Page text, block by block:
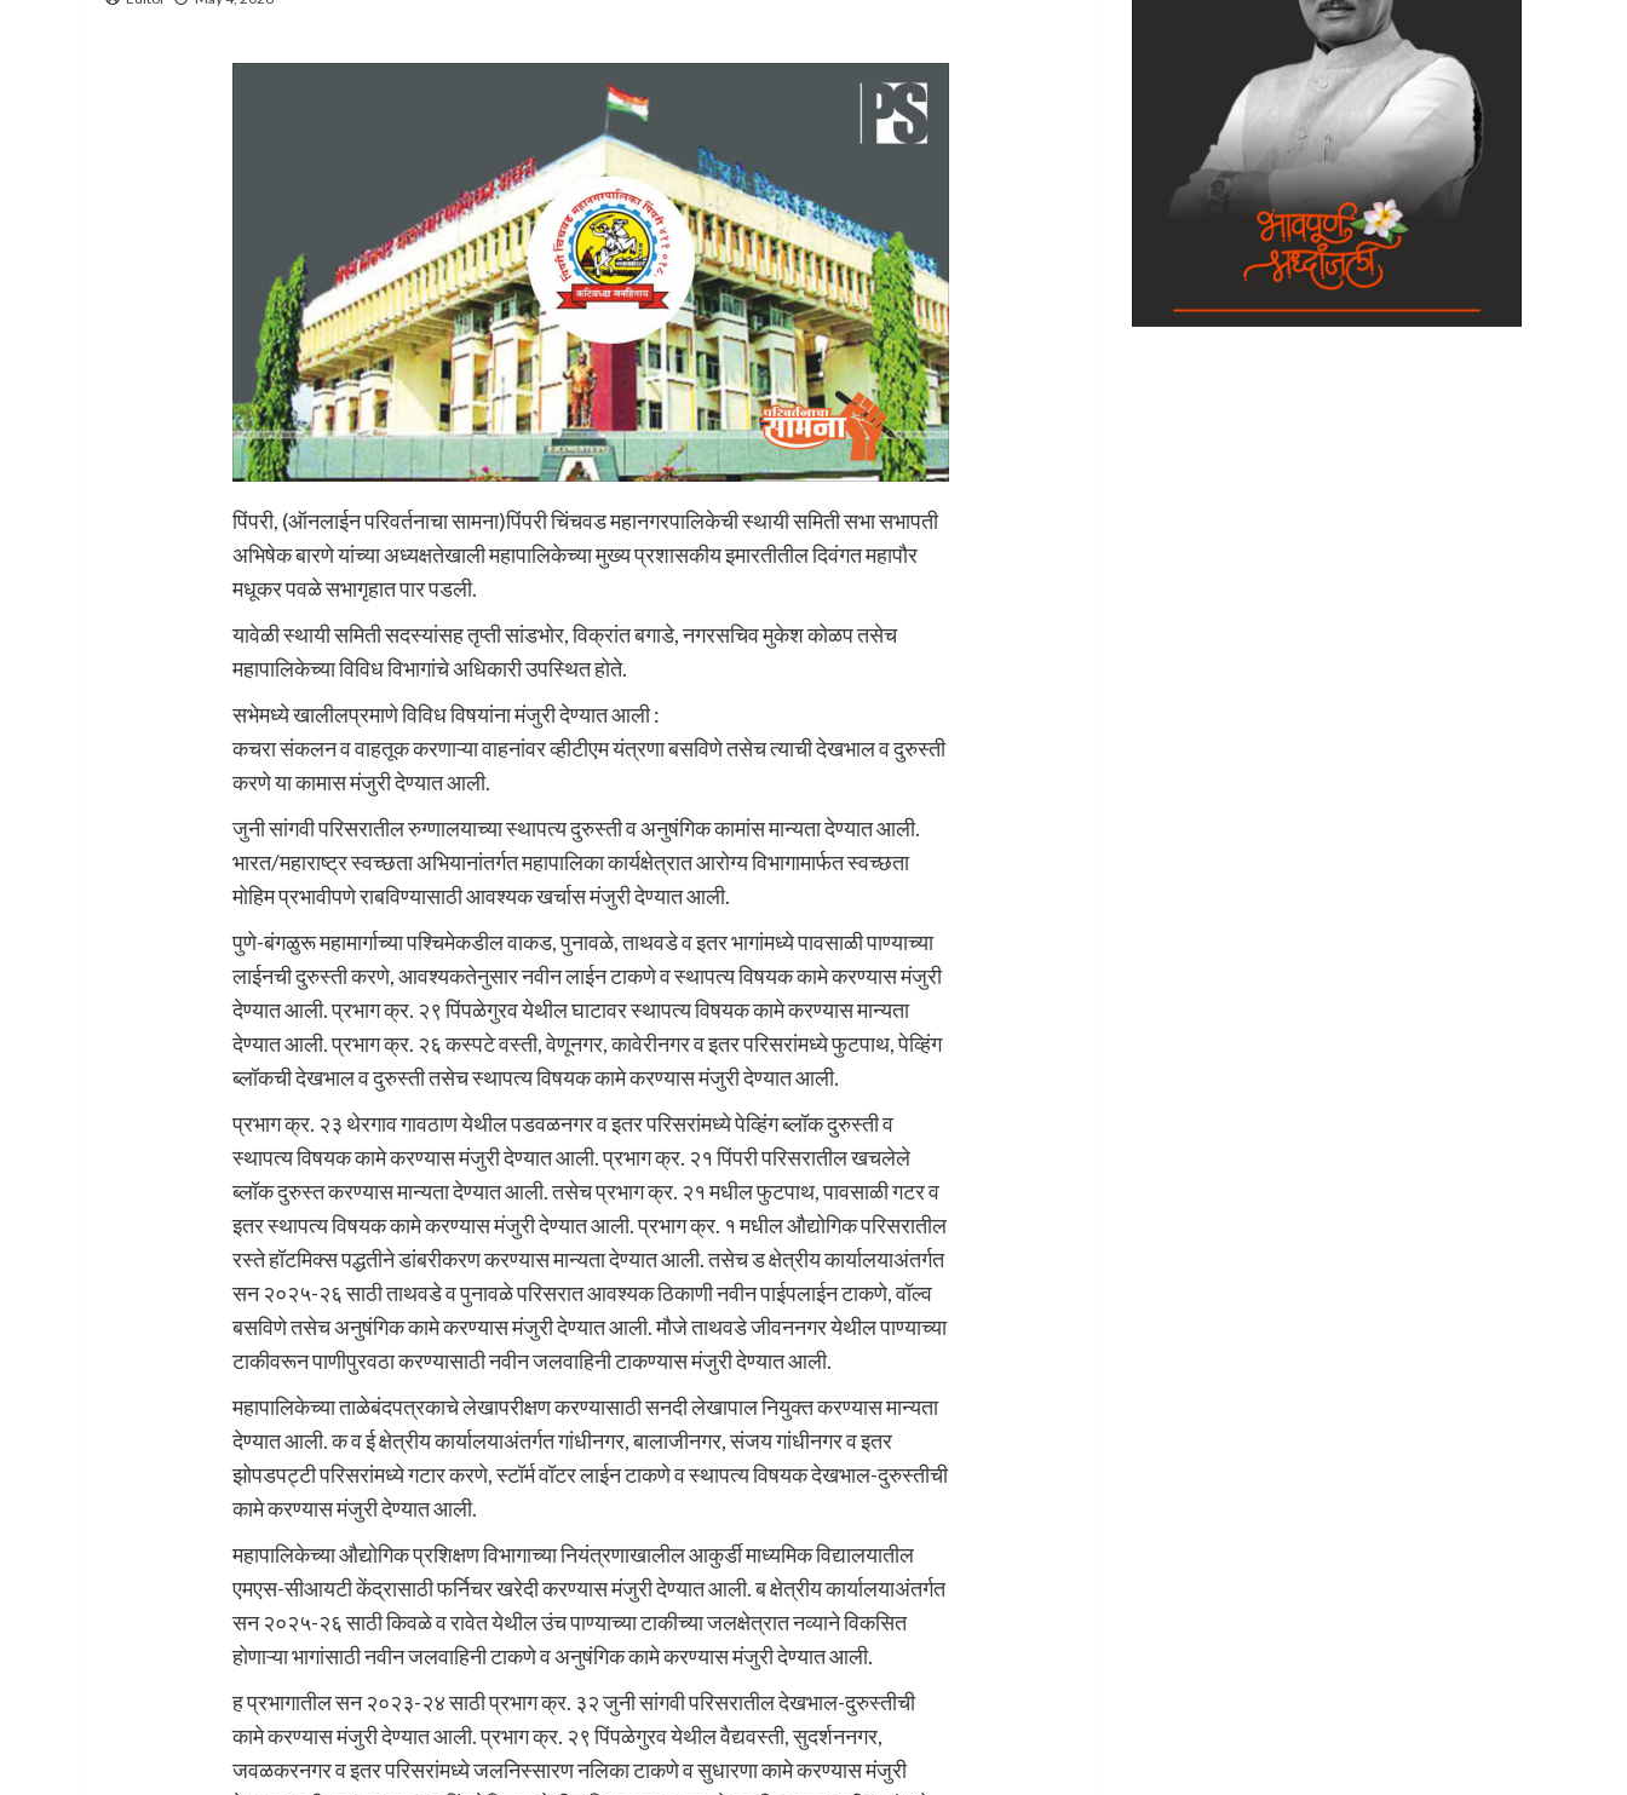
पिंपरी, (ऑनलाईन परिवर्तनाचा सामना)पिंपरी चिंचवड महानगरपालिकेची स्थायी समिती सभा सभापती
अभिषेक बारणे यांच्या अध्यक्षतेखाली महापालिकेच्या मुख्य प्रशासकीय इमारतीतील दिवंगत महापौर
मधूकर पवळे सभागृहात पार पडली.
यावेळी स्थायी समिती सदस्यांसह तृप्ती सांडभोर, विक्रांत बगाडे, नगरसचिव मुकेश कोळप तसेच
महापालिकेच्या विविध विभागांचे अधिकारी उपस्थित होते.
सभेमध्ये खालीलप्रमाणे विविध विषयांना मंजुरी देण्यात आली :
कचरा संकलन व वाहतूक करणाऱ्या वाहनांवर व्हीटीएम यंत्रणा बसविणे तसेच त्याची देखभाल व दुरुस्ती
करणे या कामास मंजुरी देण्यात आली.
जुनी सांगवी परिसरातील रुग्णालयाच्या स्थापत्य दुरुस्ती व अनुषंगिक कामांस मान्यता देण्यात आली.
भारत/महाराष्ट्र स्वच्छता अभियानांतर्गत महापालिका कार्यक्षेत्रात आरोग्य विभागामार्फत स्वच्छता
मोहिम प्रभावीपणे राबविण्यासाठी आवश्यक खर्चास मंजुरी देण्यात आली.
पुणे-बंगळुरू महामार्गाच्या पश्चिमेकडील वाकड, पुनावळे, ताथवडे व इतर भागांमध्ये पावसाळी पाण्याच्या
लाईनची दुरुस्ती करणे, आवश्यकतेनुसार नवीन लाईन टाकणे व स्थापत्य विषयक कामे करण्यास मंजुरी
देण्यात आली. प्रभाग क्र. २९ पिंपळेगुरव येथील घाटावर स्थापत्य विषयक कामे करण्यास मान्यता
देण्यात आली. प्रभाग क्र. २६ कस्पटे वस्ती, वेणूनगर, कावेरीनगर व इतर परिसरांमध्ये फुटपाथ, पेव्हिंग
ब्लॉकची देखभाल व दुरुस्ती तसेच स्थापत्य विषयक कामे करण्यास मंजुरी देण्यात आली.
प्रभाग क्र. २३ थेरगाव गावठाण येथील पडवळनगर व इतर परिसरांमध्ये पेव्हिंग ब्लॉक दुरुस्ती व
स्थापत्य विषयक कामे करण्यास मंजुरी देण्यात आली. प्रभाग क्र. २१ पिंपरी परिसरातील खचलेले
ब्लॉक दुरुस्त करण्यास मान्यता देण्यात आली. तसेच प्रभाग क्र. २१ मधील फुटपाथ, पावसाळी गटर व
इतर स्थापत्य विषयक कामे करण्यास मंजुरी देण्यात आली. प्रभाग क्र. १ मधील औद्योगिक परिसरातील
रस्ते हॉटमिक्स पद्धतीने डांबरीकरण करण्यास मान्यता देण्यात आली. तसेच ड क्षेत्रीय कार्यालयाअंतर्गत
सन २०२५-२६ साठी ताथवडे व पुनावळे परिसरात आवश्यक ठिकाणी नवीन पाईपलाईन टाकणे, वॉल्व
बसविणे तसेच अनुषंगिक कामे करण्यास मंजुरी देण्यात आली. मौजे ताथवडे जीवननगर येथील पाण्याच्या
टाकीवरून पाणीपुरवठा करण्यासाठी नवीन जलवाहिनी टाकण्यास मंजुरी देण्यात आली.
महापालिकेच्या ताळेबंदपत्रकाचे लेखापरीक्षण करण्यासाठी सनदी लेखापाल नियुक्त करण्यास मान्यता
देण्यात आली. क व ई क्षेत्रीय कार्यालयाअंतर्गत गांधीनगर, बालाजीनगर, संजय गांधीनगर व इतर
झोपडपट्टी परिसरांमध्ये गटार करणे, स्टॉर्म वॉटर लाईन टाकणे व स्थापत्य विषयक देखभाल-दुरुस्तीची
कामे करण्यास मंजुरी देण्यात आली.
महापालिकेच्या औद्योगिक प्रशिक्षण विभागाच्या नियंत्रणाखालील आकुर्डी माध्यमिक विद्यालयातील
एमएस-सीआयटी केंद्रासाठी फर्निचर खरेदी करण्यास मंजुरी देण्यात आली. ब क्षेत्रीय कार्यालयाअंतर्गत
सन २०२५-२६ साठी किवळे व रावेत येथील उंच पाण्याच्या टाकीच्या जलक्षेत्रात नव्याने विकसित
होणाऱ्या भागांसाठी नवीन जलवाहिनी टाकणे व अनुषंगिक कामे करण्यास मंजुरी देण्यात आली.
ह प्रभागातील सन २०२३-२४ साठी प्रभाग क्र. ३२ जुनी सांगवी परिसरातील देखभाल-दुरुस्तीची
कामे करण्यास मंजुरी देण्यात आली. प्रभाग क्र. २९ पिंपळेगुरव येथील वैद्यवस्ती, सुदर्शननगर,
जवळकरनगर व इतर परिसरांमध्ये जलनिस्सारण नलिका टाकणे व सुधारणा कामे करण्यास मंजुरी